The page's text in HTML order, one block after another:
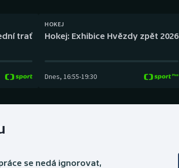
trať
HOKEJ
Hokej: Exhibice Hvězdy zpět 2026
Dnes, 16:55-19:30
se nedá ignorovat,